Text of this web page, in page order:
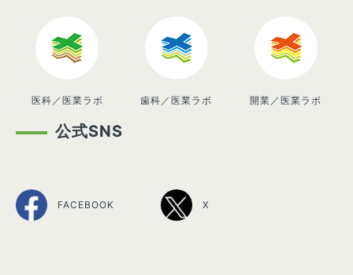
医科／医業ラボ 歯科／医業ラボ 開業／医業ラボ
公式SNS
FACEBOOK X